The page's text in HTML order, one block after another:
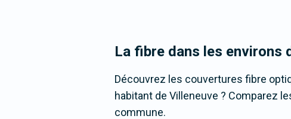
La fibre dans les environs
Découvrez les couvertures fibre
habitant de Villeneuve ? Comparez
commune.